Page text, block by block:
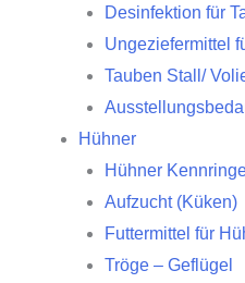
Desinfektion für
Ungeziefermittel
Tauben Stall/
Hühner
Hühner
Aufzucht (Küken)
Futtermittel für
Tröge – Geflügel